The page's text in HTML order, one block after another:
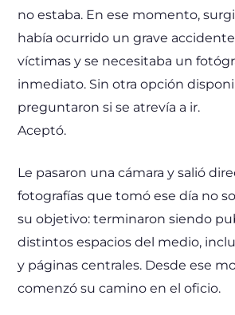
no estaba. En ese momento,
había ocurrido un grave
víctimas y se necesitaba un
inmediato. Sin otra opción
preguntaron si se atrevía a ir.
Aceptó.
Le pasaron una cámara y salió
fotografías que tomó ese día no
su objetivo: terminaron siendo
distintos espacios del medio,
y páginas centrales. Desde ese
comenzó su camino en el oficio.